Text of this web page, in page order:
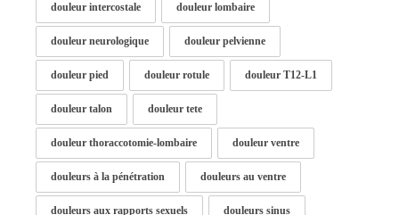
douleur intercostale douleur lombaire
douleur neurologique douleur pelvienne
douleur pied douleur rotule douleur T12-L1
douleur talon douleur tete
douleur thoraccotomie-lombaire douleur ventre
douleurs à la pénétration douleurs au ventre
douleurs aux rapports sexuels douleurs sinus